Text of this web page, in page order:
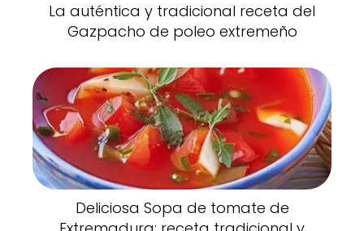
La auténtica y tradicional receta del
Gazpacho de poleo extremeño
Deliciosa Sopa de tomate de